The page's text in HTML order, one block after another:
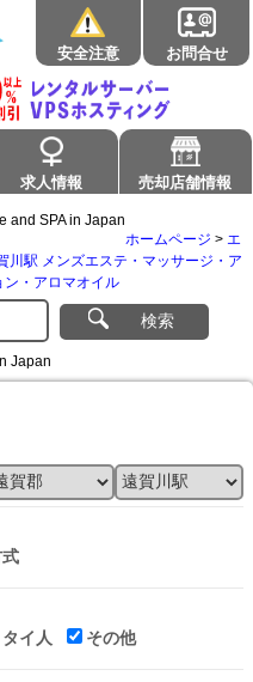
安全注意 お問合せ
求人情報 売却店舗情報
and SPA in Japan
ホームページ > エ
川駅 メンズエステ・マッサージ・ア
ン・アロマオイル
検索
Japan
タイ人 その他